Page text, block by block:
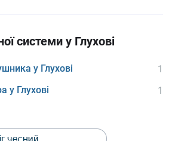
системи у Глухові
у Глухові
1
у Глухові
1